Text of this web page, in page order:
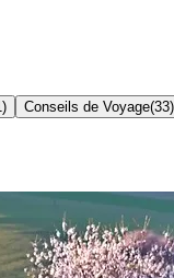
) Conseils de Voyage(33)